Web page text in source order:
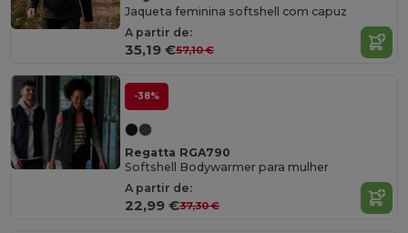
Jaqueta feminina softshell com capuz
A partir de:
35,19 €57,10 €
-38%
Regatta RGA790
Softshell Bodywarmer para mulher
A partir de:
22,99 €37,30 €